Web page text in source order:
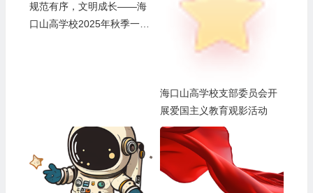
规范有序，文明成长——海
口山高学校2025年秋季一年
海口山高学校支部委员会开
展爱国主义教育观影活动